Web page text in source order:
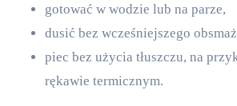
gotować w wodzie lub na parze,
dusić bez wcześniejszego
piec bez użycia tłuszczu, na
rękawie termicznym.